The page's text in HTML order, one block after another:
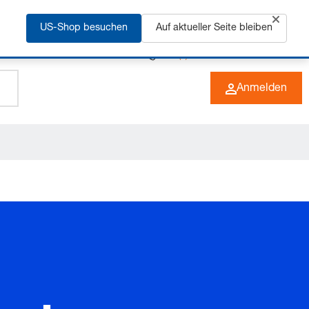
+49 (0) 6266 73-0 DE
Anmelden
US-Shop besuchen Auf aktueller Seite bleiben